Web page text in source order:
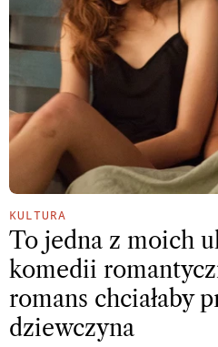
KULTURA
To jedna z moich
komedii
romans chciałaby
dziewczyna